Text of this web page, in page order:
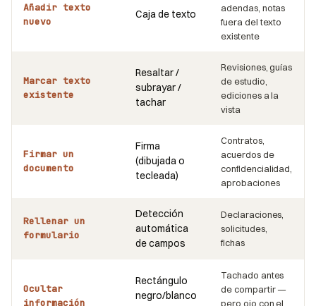
Añadir texto
nuevo
Caja de texto
adendas, notas
fuera del texto
existente
Marcar texto
existente
Resaltar /
subrayar /
tachar
Revisiones, guías
de estudio,
ediciones a la
vista
Firmar un
documento
Firma
(dibujada o
tecleada)
Contratos,
acuerdos de
confidencialidad,
aprobaciones
Rellenar un
formulario
Detección
automática
de campos
Declaraciones,
solicitudes,
fichas
Ocultar
información
Rectángulo
negro/blanco
Tachado antes
de compartir —
pero ojo con el